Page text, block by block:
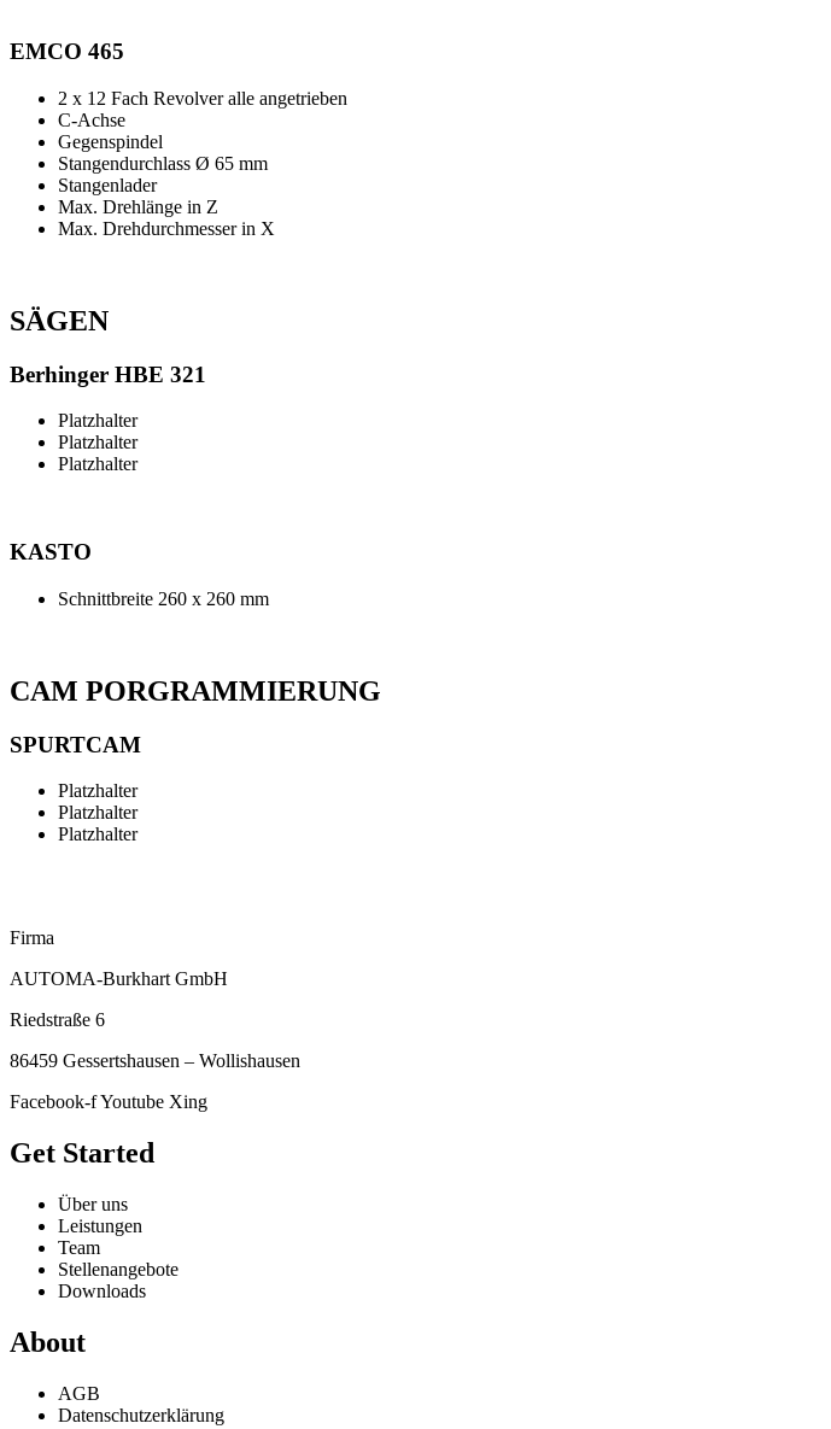
EMCO 465
2 x 12 Fach Revolver alle angetrieben
C-Achse
Gegenspindel
Stangendurchlass Ø 65 mm
Stangenlader
Max. Drehlänge in Z
Max. Drehdurchmesser in X
SÄGEN
Berhinger HBE 321
Platzhalter
Platzhalter
Platzhalter
KASTO
Schnittbreite 260 x 260 mm
CAM PORGRAMMIERUNG
SPURTCAM
Platzhalter
Platzhalter
Platzhalter
Firma
AUTOMA-Burkhart GmbH
Riedstraße 6
86459 Gessertshausen – Wollishausen
Facebook-fYoutube Xing
Get Started
Über uns
Leistungen
Team
Stellenangebote
Downloads
About
AGB
Datenschutzerklärung